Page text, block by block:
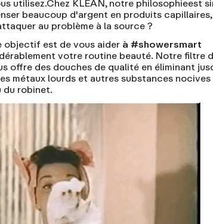
utilisez.Chez KLEAN, notre philosophieest
beaucoup d'argent en produits capillaires,
au problème à la source ?
objectif est de vous aider à #showersmart
votre routine beauté. Notre filtre
offre des douches de qualité en éliminant
métaux lourds et autres substances nocives
du robinet.